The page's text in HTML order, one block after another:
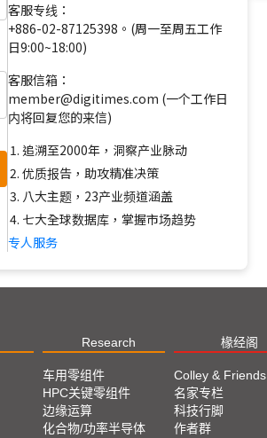
客服专线：
+886-02-87125398。(周一至周五工作
日9:00~18:00)
客服信箱：
member@digitimes.com (一个工作日
内将回复您的来信)
追溯至2000年，洞察产业脉动
优质报告，助攻精准决策
八大主题，23产业频道涵盖
七大全球数据库，掌握市场趋势
专人服务
Research 椽经阁
车用零组件
HPC关键零组件
边缘运算
化合物/功率半导体
Colley & Friends
名家专栏
科技行脚
作者群